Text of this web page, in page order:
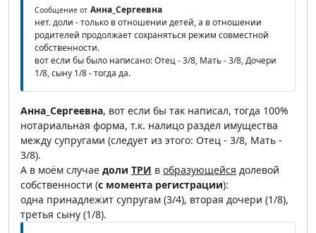
Сообщение от Анна_Сергеевна
нет. доли - только в отношении детей, а в отношении
родителей продолжает сохраняться режим совместной
собственности.
вот если бы было написано: Отец - 3/8, Мать - 3/8, Дочери
1/8, сыну 1/8 - тогда да.
Анна_Сергеевна, вот если бы так написал, тогда 100%
нотариальная форма, т.к. налицо раздел имущества
между супругами (следует из этого: Отец - 3/8, Мать -
3/8).
А в моём случае доли ТРИ в образующейся долевой
собственности (с момента регистрации):
одна принадлежит супругам (3/4), вторая дочери (1/8),
третья сыну (1/8).